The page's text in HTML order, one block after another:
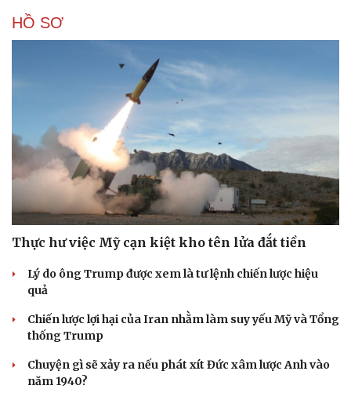
HỒ SƠ
Thực hư việc Mỹ cạn kiệt kho tên lửa đắt tiền
Lý do ông Trump được xem là tư lệnh chiến lược hiệu
quả
Chiến lược lợi hại của Iran nhằm làm suy yếu Mỹ và Tổng
thống Trump
Chuyện gì sẽ xảy ra nếu phát xít Đức xâm lược Anh vào
năm 1940?